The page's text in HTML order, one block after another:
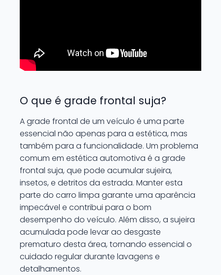
O que é grade frontal suja?
A grade frontal de um veículo é uma parte
essencial não apenas para a estética, mas
também para a funcionalidade. Um problema
comum em estética automotiva é a grade
frontal suja, que pode acumular sujeira,
insetos, e detritos da estrada. Manter esta
parte do carro limpa garante uma aparência
impecável e contribui para o bom
desempenho do veículo. Além disso, a sujeira
acumulada pode levar ao desgaste
prematuro desta área, tornando essencial o
cuidado regular durante lavagens e
detalhamentos.